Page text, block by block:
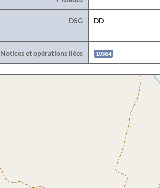
DSG DD
Notices et opérations liées 10364